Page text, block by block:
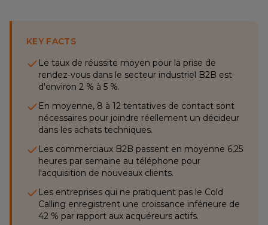
KEY FACTS
Le taux de réussite moyen pour la prise de
rendez-vous dans le secteur industriel B2B est
d'environ 2 % à 5 %.
En moyenne, 8 à 12 tentatives de contact sont
nécessaires pour joindre réellement un décideur
dans les achats techniques.
Les commerciaux B2B passent en moyenne 6,25
heures par semaine au téléphone pour
l'acquisition de nouveaux clients.
Les entreprises qui ne pratiquent pas le Cold
Calling enregistrent une croissance inférieure de
42 % par rapport aux acquéreurs actifs.